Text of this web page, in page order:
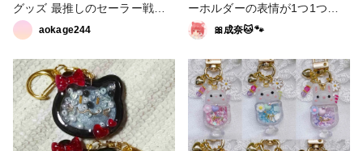
グッズ 最推しのセーラー戦
士、セーラージュピターの概念
キーホルダー！ これが作りた
くてレジン始めたようなもんで
すw もっと上手くなってもっと
資材集めて さらに最強のを作
る予定ですw で、その後作った
のが2推しのセーラーマーズ。
よく見ると、必殺技のセリフの
aokage244
ーホルダーの表情が1つ1つ違
うところです！ #キーホルダー
#ヘアアクセサリー #シャカシ
ャカキーホルダー #シェイカー
キーホルダー #ヘアクリップ #
黒猫 #赤 #黒 #可愛い
🎀成奈🐱🐾